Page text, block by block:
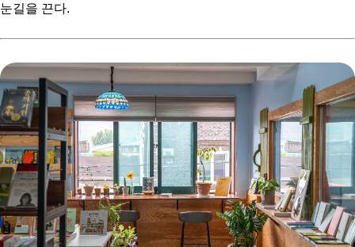
눈길을 끈다.